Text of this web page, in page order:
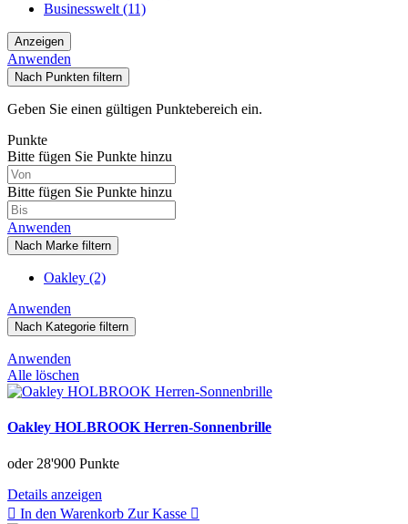
Businesswelt (11)
Anzeigen
Anwenden
Nach Punkten filtern
Geben Sie einen gültigen Punktebereich ein.
Punkte
Bitte fügen Sie Punkte hinzu
Bitte fügen Sie Punkte hinzu
Anwenden
Nach Marke filtern
Oakley (2)
Anwenden
Nach Kategorie filtern
Anwenden
Alle löschen
Oakley HOLBROOK Herren-Sonnenbrille
oder 28'900 Punkte
Details anzeigen
In den Warenkorb Zur Kasse